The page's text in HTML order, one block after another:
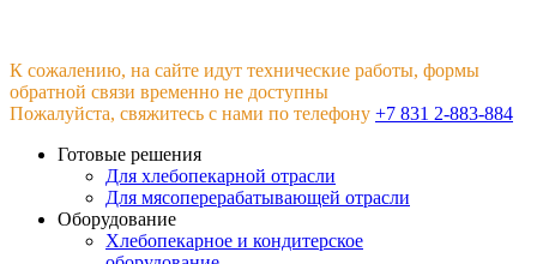
К сожалению, на сайте идут технические работы, формы
обратной связи временно не доступны
Пожалуйста, свяжитесь с нами по телефону +7 831 2-883-884
Готовые решения
Для хлебопекарной отрасли
Для мясоперерабатывающей отрасли
Оборудование
Хлебопекарное и кондитерское